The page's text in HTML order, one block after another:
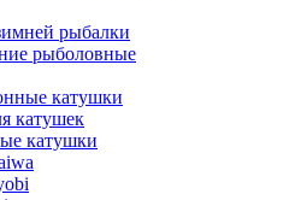
рыбалки
рыболовные
катушки
катушек
катушки